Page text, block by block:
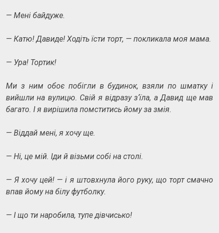
— Мені байдуже.
— Катю! Давиде! Ходіть їсти торт, — покликала моя мама.
— Ура! Тортик!
Ми з ним обоє побігли в будинок, взяли по шматку і
вийшли на вулицю. Свій я відразу з‘їла, а Давид ще мав
багато. І я вирішила помститись йому за змія.
— Віддай мені, я хочу ще.
— Ні, це мій. Іди й візьми собі на столі.
— Я хочу цей! — і я штовхнула його руку, що торт смачно
впав йому на білу футболку.
— І що ти наробила, тупе дівчисько!